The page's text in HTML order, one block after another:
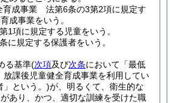
育成事業 法第6条の3第2項に規定す
成事業をいう。
1項に規定する児童をいう。
規定する保護者をいう。
る基準(次項及び次条において「最低
放課後児童健全育成事業を利用してい
」という。)が、明るくて、衛生的な
あり、かつ、適切な訓練を受けた職